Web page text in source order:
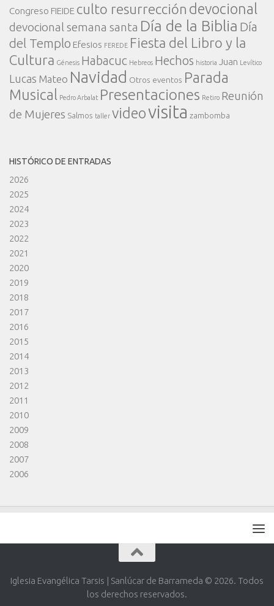
Congreso FIEIDE culto resurrección devocional
devocional semana santa Día de la Biblia Día
del Templo Efesios FEREDE Fiesta del Libro y la
Cultura Génesis Habacuc Hebreos Hechos historia Juan Levítico
Lucas Mateo Navidad Otros eventos Parada
Musical
Pedro Arbalat Presentaciones Retiro Reunión
de Mujeres Salmos taller videovisita zambomba
HISTÓRICO DE ENTRADAS
2026
2025
2024
2023
2022
2021
2020
2019
2018
2017
2016
2015
2014
2013
2012
2011
2010
2009
2008
2007
2006
Iglesia Evangélica Tarsis | Sanlúcar de Barrameda © 2026. Todos
los derechos reservados.